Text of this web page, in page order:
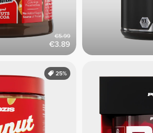
€3.89
€5.99
25%